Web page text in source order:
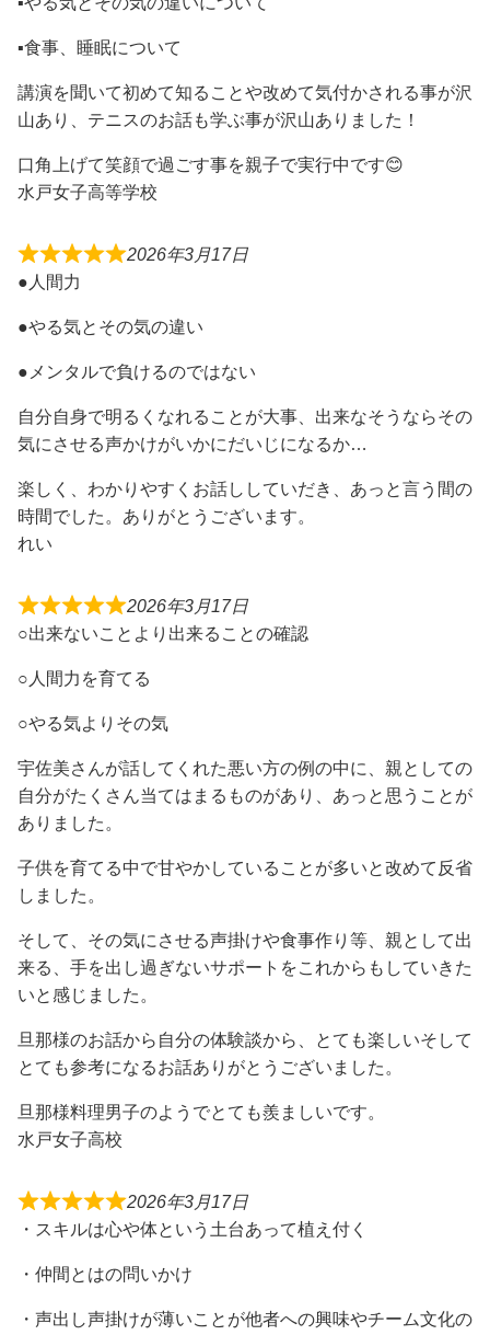
▪️食事、睡眠について
講演を聞いて初めて知ることや改めて気付かされる事が沢
山あり、テニスのお話も学ぶ事が沢山ありました！
口角上げて笑顔で過ごす事を親子で実行中です😊
水戸女子高等学校
2026年3月17日
●人間力
●やる気とその気の違い
●メンタルで負けるのではない
自分自身で明るくなれることが大事、出来なそうならその
気にさせる声かけがいかにだいじになるか…
楽しく、わかりやすくお話ししていだき、あっと言う間の
時間でした。ありがとうございます。
れい
2026年3月17日
○出来ないことより出来ることの確認
○人間力を育てる
○やる気よりその気
宇佐美さんが話してくれた悪い方の例の中に、親としての
自分がたくさん当てはまるものがあり、あっと思うことが
ありました。
子供を育てる中で甘やかしていることが多いと改めて反省
しました。
そして、その気にさせる声掛けや食事作り等、親として出
来る、手を出し過ぎないサポートをこれからもしていきた
いと感じました。
旦那様のお話から自分の体験談から、とても楽しいそして
とても参考になるお話ありがとうございました。
旦那様料理男子のようでとても羨ましいです。
水戸女子高校
2026年3月17日
・スキルは心や体という土台あって植え付く
・仲間とはの問いかけ
・声出し声掛けが薄いことが他者への興味やチーム文化の